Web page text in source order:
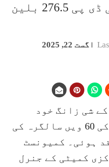
چین، شی زانگ کی جی ڈی پی 276.5 بلین
اگست 22, 2025
شی زانگ خود
اختیار علاقے کے قیام کی 60 ویں سالگرہ کی
ہوئی۔ کمیونسٹ
کمیٹی کے جنرل